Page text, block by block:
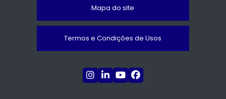
Mapa do site
Termos e Condições de Usos